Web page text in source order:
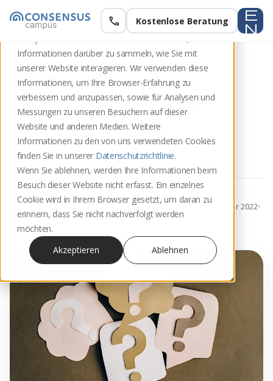
Diese Website speichert Cookies auf Ihrem
Informationen darüber zu sammeln, wie Sie mit
unserer Website interagieren. Wir verwenden diese
Informationen, um Ihre Browser-Erfahrung zu
verbessern und anzupassen, sowie für Analysen und
Messungen zu unseren Besuchern auf dieser
Website und anderen Medien. Weitere
Informationen zu den von uns verwendeten Cookies
finden Sie in unserer Datenschutzrichtlinie.
Wenn Sie ablehnen, werden Ihre Informationen beim
Besuch dieser Website nicht erfasst. Ein einzelnes
Cookie wird in Ihrem Browser gesetzt, um daran zu
erinnern, dass Sie nicht nachverfolgt werden
möchten.
Akzeptieren
Ablehnen
call Kostenlose Beratung
e
n
Wieso sollte ich
Mediator:in werden?
Wieso sollte ich Mediator:in werden?
Alexandra Kieffer updateVeröffentlicht am 28. Dezember 2022
schedule5 Min. Lesezeit